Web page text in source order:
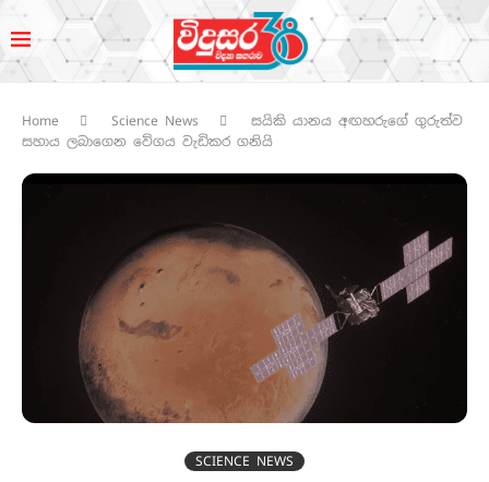
Home Science News
සයිකි යානය අඟහරුගේ ගුරුත්ව
සහාය ලබාගෙන වේගය වැඩිකර ගනියි
SCIENCE NEWS